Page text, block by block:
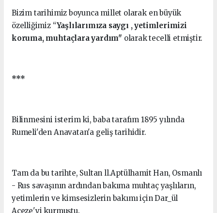
Bizim tarihimiz boyunca millet olarak en büyük
özelliğimiz “Yaşlılarımıza saygı , yetimlerimizi
koruma, muhtaçlara yardım" olarak tecelli etmiştir.
***
Bilinmesini isterim ki, baba tarafım 1895 yılında
Rumeli'den Anavatan'a geliş tarihidir.
Tam da bu tarihte, Sultan ll.Aptülhamit Han, Osmanlı
- Rus savaşının ardından bakıma muhtaç yaşlıların,
yetimlerin ve kimsesizlerin bakımı için Dar_ül
Aceze'yi kurmuştu.